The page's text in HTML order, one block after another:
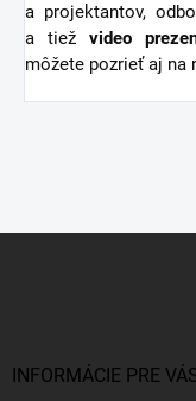
a projektantov,
a tiežvideo
môžete pozrieť aj na
INFORMÁCIE PRE